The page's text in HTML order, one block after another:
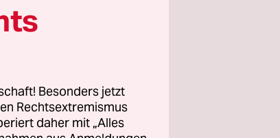
Besonders jetzt
Rechtsextremismus
daher mit „Alles